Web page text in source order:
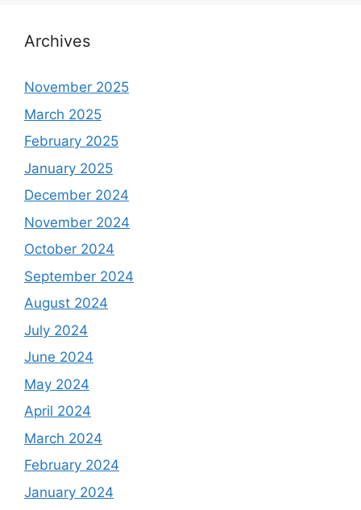
Archives
November 2025
March 2025
February 2025
January 2025
December 2024
November 2024
October 2024
September 2024
August 2024
July 2024
June 2024
May 2024
April 2024
March 2024
February 2024
January 2024